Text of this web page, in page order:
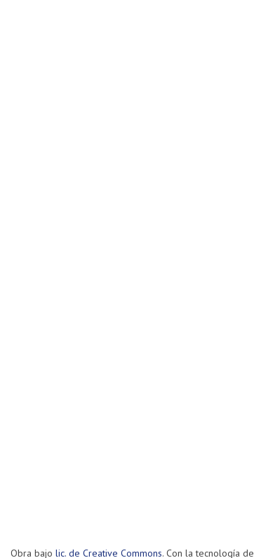
Obra bajo lic. de Creative Commons. Con la tecnología de